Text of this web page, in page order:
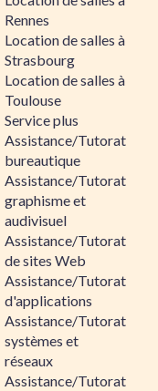
Rennes
Location de salles à
Strasbourg
Location de salles à
Toulouse
Service plus
Assistance/Tutorat
bureautique
Assistance/Tutorat
graphisme et
audivisuel
Assistance/Tutorat
de sites Web
Assistance/Tutorat
d'applications
Assistance/Tutorat
systèmes et
réseaux
Assistance/Tutorat